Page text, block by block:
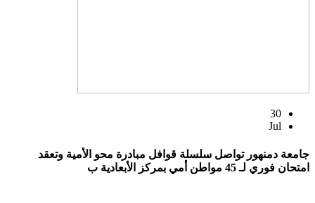
30
Jul
جامعة دمنهور تواصل سلسلة قوافل مبادرة محو الأمية وتعقد
امتحان فوري لـ 45 مواطن أمي بمركز الأبعادية ب